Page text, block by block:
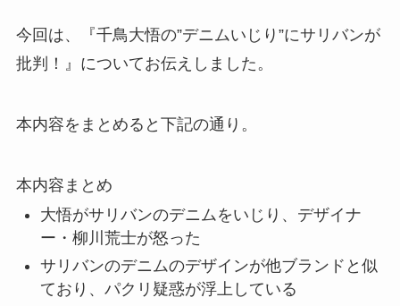
今回は、『千鳥大悟の”デニムいじり”にサリバンが
批判！』についてお伝えしました。
本内容をまとめると下記の通り。
本内容まとめ
大悟がサリバンのデニムをいじり、デザイナ
ー・柳川荒士が怒った
サリバンのデニムのデザインが他ブランドと似
ており、パクリ疑惑が浮上している